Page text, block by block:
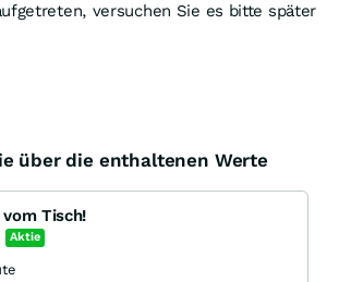
versuchen Sie es bitte später
Suche
Optionsschein-Suche
Zertifikate-Suche
über die enthaltenen Werte
Tisch!
Aktie